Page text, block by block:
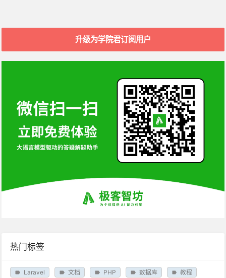
升级为学院君订阅用户
热门标签
Laravel 文档 PHP 数据库
教程